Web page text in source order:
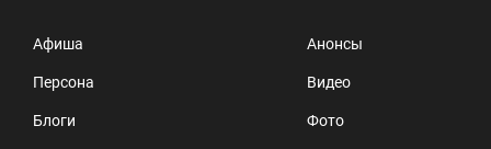
Афиша
Персона
Блоги
Анонсы
Видео
Фото